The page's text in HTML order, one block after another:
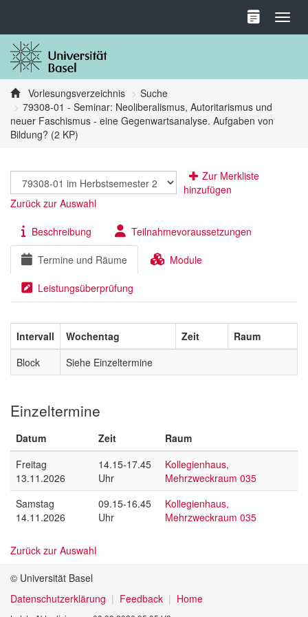
Vorlesungsverzeichnis
Suche
79308-01 - Seminar: Neoliberalismus, Autoritarismus und
neuer Faschismus - eine Gegenwartsanalyse. Aufgaben von
Bildung? (2 KP)
Zur Merkliste
hinzufügen
Zurück zur Auswahl
Beschreibung Teilnahmevoraussetzungen
Termine und Räume Module
Leistungsüberprüfung
Intervall Wochentag Zeit
Raum
Block
Siehe Einzeltermine
Einzeltermine
Datum Zeit
Raum
Freitag
13.11.2026
14.15-17.45
Uhr
Kollegienhaus,
Mehrzweckraum 035
Samstag
14.11.2026
09.15-16.45
Uhr
Kollegienhaus,
Mehrzweckraum 035
Zurück zur Auswahl
© Universität Basel
Datenschutzerklärung
Feedback Home